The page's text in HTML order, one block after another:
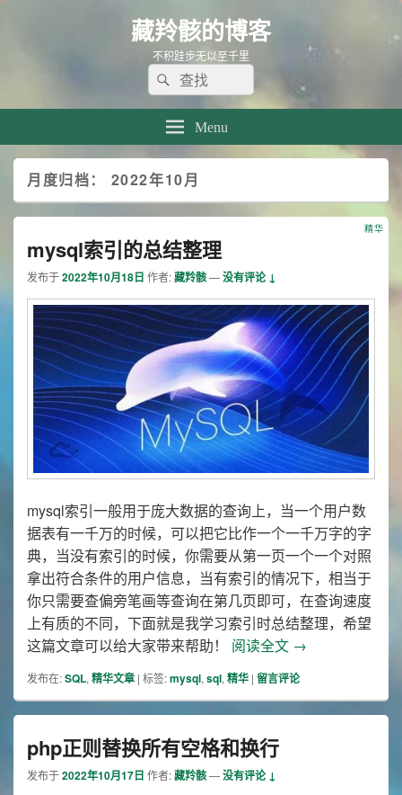
藏羚骸的博客
不积跬步无以至千里
Search
for:
Search
Menu
月度归档： 2022年10月
mysql索引的总结整理
精华
发布于2022年10月18日 作者:藏羚骸—没有评论 ↓
mysql索引一般用于庞大数据的查询上，当一个用户数
据表有一千万的时候，可以把它比作一个一千万字的字
典，当没有索引的时候，你需要从第一页一个一个对照
拿出符合条件的用户信息，当有索引的情况下，相当于
你只需要查偏旁笔画等查询在第几页即可，在查询速度
上有质的不同，下面就是我学习索引时总结整理，希望
这篇文章可以给大家带来帮助！ 阅读全文 mysql索引的总
→
发布在:SQL, 精华文章 | 标签:mysql, sql, 精华 | 留言评论
php正则替换所有空格和换行
发布于2022年10月17日 作者:藏羚骸—没有评论 ↓